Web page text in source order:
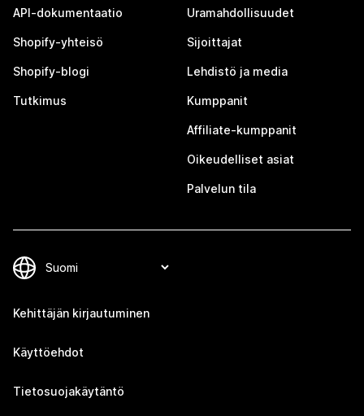
API-dokumentaatio
Shopify-yhteisö
Shopify-blogi
Tutkimus
Uramahdollisuudet
Sijoittajat
Lehdistö ja media
Kumppanit
Affiliate-kumppanit
Oikeudelliset asiat
Palvelun tila
Kehittäjän kirjautuminen
Käyttöehdot
Tietosuojakäytäntö